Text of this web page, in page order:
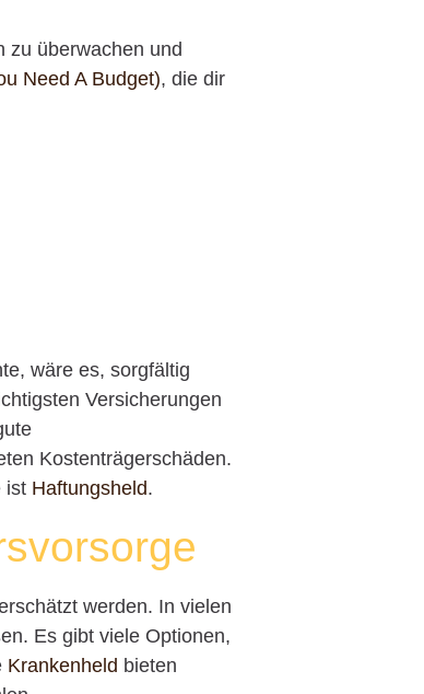
zu überwachen und
Need A Budget), die dir
wäre es, sorgfältig
Versicherungen
Kostenträgerschäden.
ist Haftungsheld.
werden. In vielen
Es gibt viele Optionen,
Krankenheld bieten